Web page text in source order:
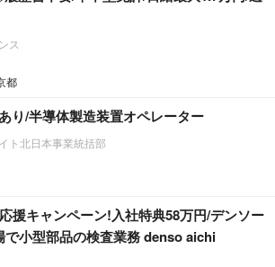
ス
都
り/半導体製造装置オペレーター
ト北日本事業統括部
援キャンペーン!入社特典58万円/デンソー
で小型部品の検査業務 denso aichi